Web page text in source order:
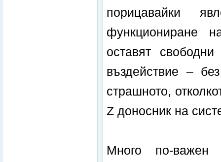
порицавайки
функциониране
оставят
въздействие –
страшното,
Z доносник на
Много по-важен